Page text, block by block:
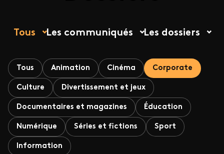
Tous Les communiqués Les dossiers
Tous Animation Cinéma Corporate
Culture Divertissement et jeux
Documentaires et magazines Éducation
Numérique Séries et fictions Sport
Information